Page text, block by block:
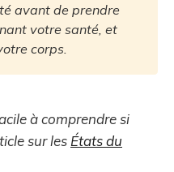
avant de prendre
votre santé, et
corps.
à comprendre si
sur les États du